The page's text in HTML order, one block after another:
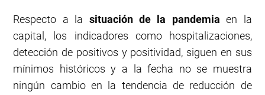
Respecto a la situación de la pandemia en la
capital, los indicadores como hospitalizaciones,
detección de positivos y positividad, siguen en sus
mínimos históricos y a la fecha no se muestra
ningún cambio en la tendencia de reducción de